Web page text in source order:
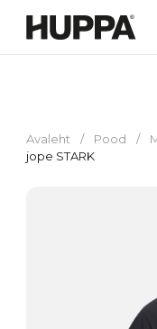
Avaleht / Pood /
jope STARK